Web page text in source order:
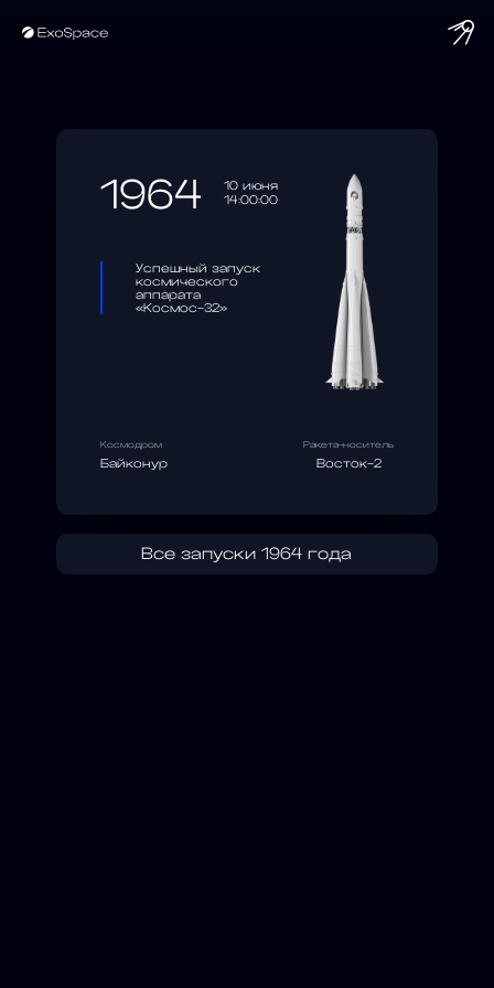
1964
10 июня
14:00:00
Успешный запуск
космического
аппарата
«Космос-32»
Космодром
Байконур
Ракета-носитель
Восток-2
Все запуски 1964 года